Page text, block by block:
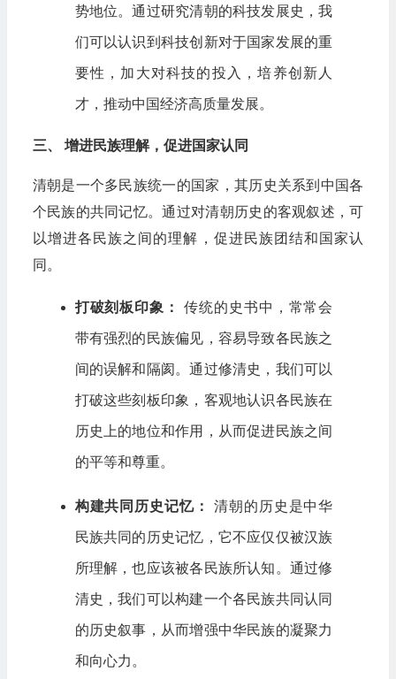
势地位。通过研究清朝的科技发展史，我
们可以认识到科技创新对于国家发展的重
要性，加大对科技的投入，培养创新人
才，推动中国经济高质量发展。
三、 增进民族理解，促进国家认同
清朝是一个多民族统一的国家，其历史关系到中国各
个民族的共同记忆。通过对清朝历史的客观叙述，可
以增进各民族之间的理解，促进民族团结和国家认
同。
打破刻板印象： 传统的史书中，常常会
带有强烈的民族偏见，容易导致各民族之
间的误解和隔阂。通过修清史，我们可以
打破这些刻板印象，客观地认识各民族在
历史上的地位和作用，从而促进民族之间
的平等和尊重。
构建共同历史记忆： 清朝的历史是中华
民族共同的历史记忆，它不应仅仅被汉族
所理解，也应该被各民族所认知。通过修
清史，我们可以构建一个各民族共同认同
的历史叙事，从而增强中华民族的凝聚力
和向心力。